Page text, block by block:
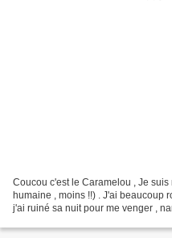
Coucou c'est le Caramelou , Je
humaine , moins !!) . J'ai beaucoup
j'ai ruiné sa nuit pour me venger ,